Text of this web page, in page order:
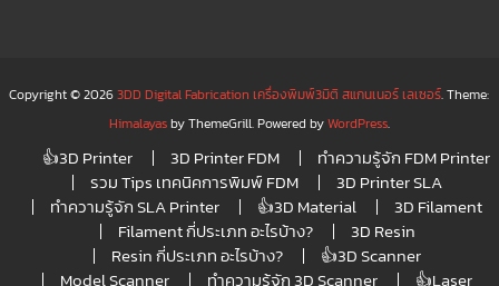
Copyright © 20263DD Digital Fabrication เครื่องพิมพ์3มิติ สแกนเนอร์ เลเซอร์. Theme:
Himalayasby ThemeGrill. Powered byWordPress.
👍3D Printer 3D Printer FDM
ทำความรู้จัก FDM Printer
รวม Tips เทคนิคการพิมพ์ FDM
3D Printer SLA
ทำความรู้จัก SLA Printer
👍3D Material
3D Filament
Filament กี่ประเภท อะไรบ้าง?
3D Resin
Resin กี่ประเภท อะไรบ้าง?
👍3D Scanner
Model Scanner
ทำความรู้จัก 3D Scanner 👍Laser